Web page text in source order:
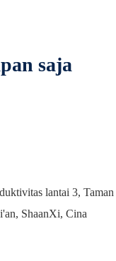
saja
lantai 3,
ShaanXi, Cina